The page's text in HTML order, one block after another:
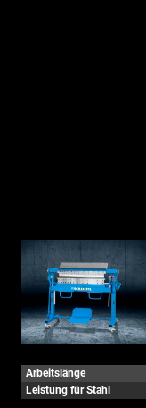
Arbeitslänge
Leistung für Stahl